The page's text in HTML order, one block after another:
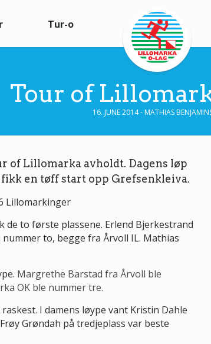
Tur-o
Tour of
16. JUNE 2014 - MATHIAS
of Lillomarka avholdt. Dagens løp
en tøff start opp Grefsenkleiva.
Lillomarkinger
de to første plassene. Erlend Bjerkestrand
to, begge fra Årvoll IL. Mathias
Margrethe Barstad fra Årvoll ble
OK ble nummer tre.
I damens løype vant Kristin Dahle
Grøndah på tredjeplass var beste